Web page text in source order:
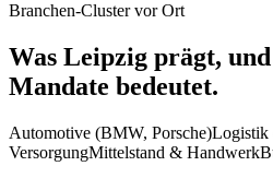
Branchen-Cluster vor Ort
Was Leipzig prägt,
Mandate bedeutet.
Automotive (BMW, Porsche)Logistik
VersorgungMittelstand & Handwerk